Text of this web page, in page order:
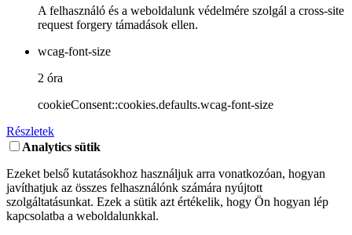
A felhasználó és a weboldalunk védelmére szolgál a cross-site
request forgery támadások ellen.
wcag-font-size
2 óra
cookieConsent::cookies.defaults.wcag-font-size
Részletek
Analytics sütik
Ezeket belső kutatásokhoz használjuk arra vonatkozóan, hogyan
javíthatjuk az összes felhasználónk számára nyújtott
szolgáltatásunkat. Ezek a sütik azt értékelik, hogy Ön hogyan lép
kapcsolatba a weboldalunkkal.